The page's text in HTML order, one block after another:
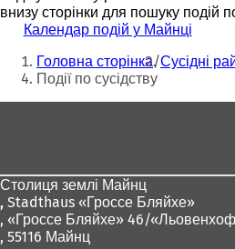
внизу сторінки для пошуку подій
Календар подій у Майнці
Ти
тут:
Головна сторінка Сусідні
Події по сусідству
Столиця землі Майнц
, Stadthaus «Гроссе Бляйхе»
, «Гроссе Бляйхе» 46/
, 55116 Майнц